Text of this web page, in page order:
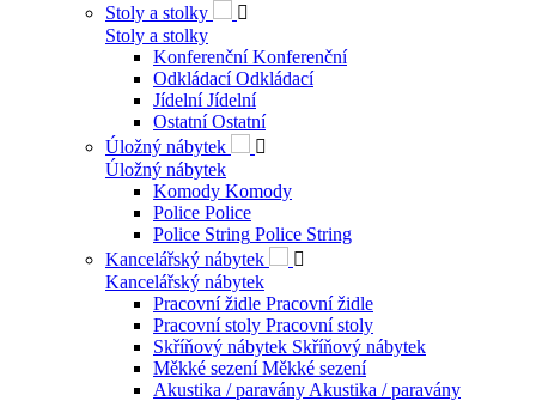
Stoly a stolky

Stoly a stolky
Konferenční Konferenční
Odkládací Odkládací
Jídelní Jídelní
Ostatní Ostatní
Úložný nábytek

Úložný nábytek
Komody Komody
Police Police
Police String Police String
Kancelářský nábytek

Kancelářský nábytek
Pracovní židle Pracovní židle
Pracovní stoly Pracovní stoly
Skříňový nábytek Skříňový nábytek
Měkké sezení Měkké sezení
Akustika / paravány Akustika / paravány